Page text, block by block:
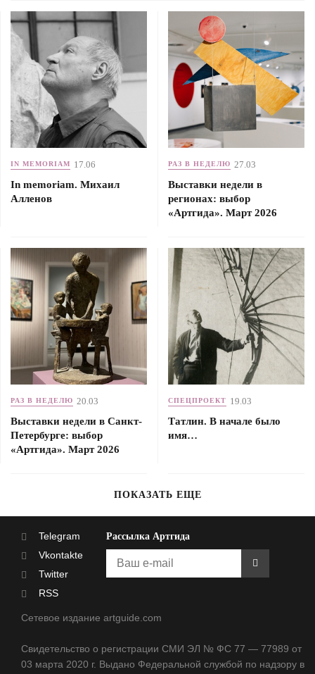
IN MEMORIAM 17.06
In memoriam. Михаил
Алленов
РАЗ В НЕДЕЛЮ 27.03
Выставки недели в
регионах: выбор
«Артгида». Март 2026
РАЗ В НЕДЕЛЮ 20.03
Выставки недели в Санкт-
Петербурге: выбор
«Артгида». Март 2026
СПЕЦПРОЕКТ 19.03
Татлин. В начале было
имя…
ПОКАЗАТЬ ЕЩЕ
Telegram
Vkontakte
Twitter
RSS
Рассылка Артгида
Сетевое издание artguide.com
Свидетельство о регистрации СМИ ЭЛ № ФС 77 — 77989 от
03 марта 2020 г. Выдано Федеральной службой по надзору в